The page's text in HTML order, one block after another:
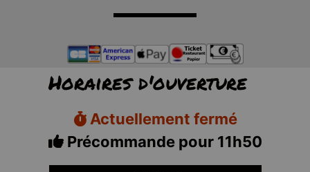
Horaires d'ouverture
Actuellement fermé
Précommande pour 11h50